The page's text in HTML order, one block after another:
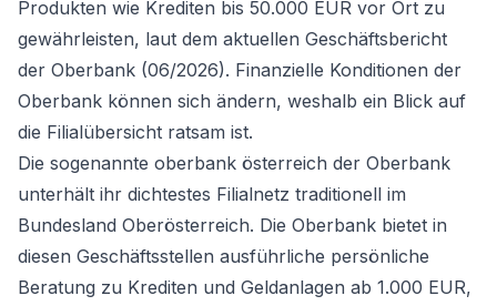
Produkten wie Krediten bis 50.000 EUR vor Ort zu
gewährleisten, laut dem aktuellen Geschäftsbericht
der Oberbank (06/2026). Finanzielle Konditionen der
Oberbank können sich ändern, weshalb ein Blick auf
die Filialübersicht ratsam ist.
Die sogenannte oberbank österreich der Oberbank
unterhält ihr dichtestes Filialnetz traditionell im
Bundesland Oberösterreich. Die Oberbank bietet in
diesen Geschäftsstellen ausführliche persönliche
Beratung zu Krediten und Geldanlagen ab 1.000 EUR,